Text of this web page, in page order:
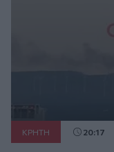
ΚΡΗΤΗ 20:17